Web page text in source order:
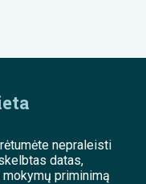
nepraleisti
datas,
priminimą